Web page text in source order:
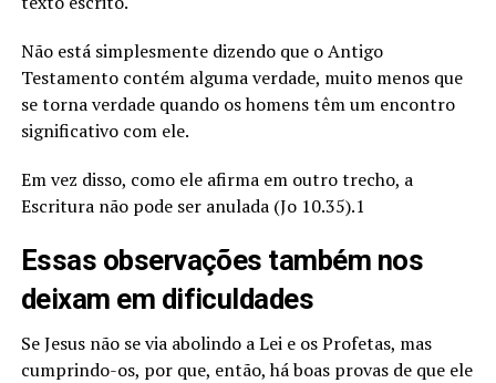
Não está simplesmente dizendo que o Antigo
Testamento contém alguma verdade, muito menos que
se torna verdade quando os homens têm um encontro
significativo com ele.
Em vez disso, como ele afirma em outro trecho, a
Escritura não pode ser anulada (Jo 10.35).1
Essas observações também nos
deixam em dificuldades
Se Jesus não se via abolindo a Lei e os Profetas, mas
cumprindo-os, por que, então, há boas provas de que ele